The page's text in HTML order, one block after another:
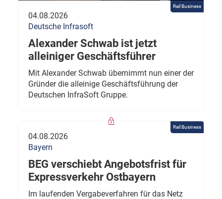
Rail Business
04.08.2026
Deutsche Infrasoft
Alexander Schwab ist jetzt
alleiniger Geschäftsführer
Mit Alexander Schwab übernimmt nun einer der
Gründer die alleinige Geschäftsführung der
Deutschen InfraSoft Gruppe.
Rail Business
04.08.2026
Bayern
BEG verschiebt Angebotsfrist für
Expressverkehr Ostbayern
Im laufenden Vergabeverfahren für das Netz